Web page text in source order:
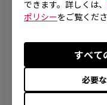
できます。詳しくは、
ポリシーをご覧くださ
必要
すべて